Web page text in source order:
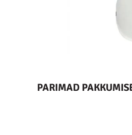
PARIMAD